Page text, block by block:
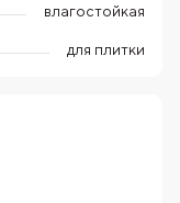
влагостойкая
для плитки